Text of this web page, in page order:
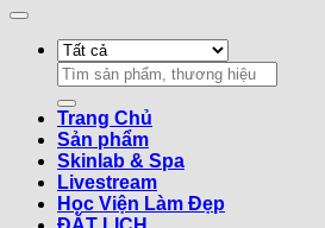
Search
for:
Trang Chủ
Sản phẩm
Skinlab & Spa
Livestream
Học Viện Làm Đẹp